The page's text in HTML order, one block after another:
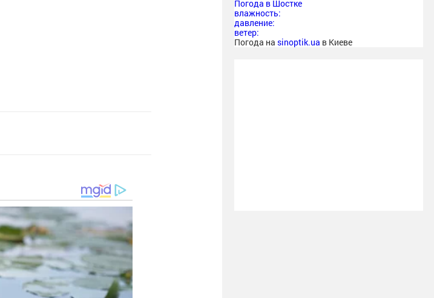
Погода в Шостке
влажность:
давление:
ветер:
Погода на sinoptik.ua в Киеве